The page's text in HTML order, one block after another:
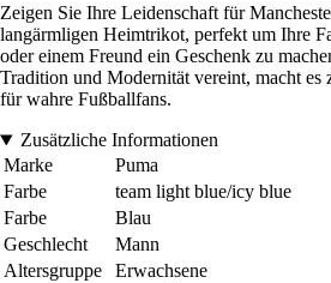
Zeigen Sie Ihre Leidenschaft für
langärmligen Heimtrikot, perfekt um Ihre
oder einem Freund ein Geschenk zu
Tradition und Modernität vereint, macht es
für wahre Fußballfans.
Zusätzliche Informationen
Marke
Puma
Farbe
team light blue/icy blue
Farbe
Blau
Geschlecht
Mann
Altersgruppe
Erwachsene